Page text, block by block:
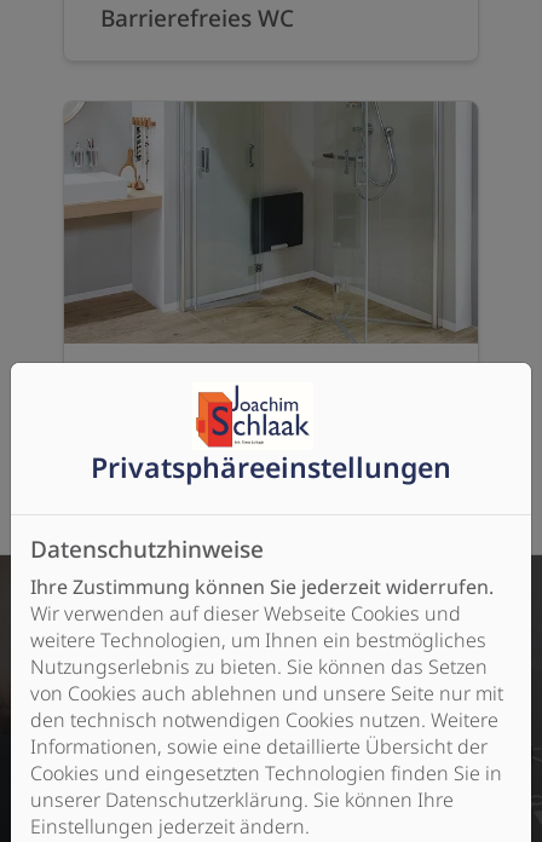
Barrierefreies WC
Barrierefreie Dusche
Sprechen Sie mit uns und lassen Sie sich ganz
persönlich beraten. Joachim Schlaak Heizung - Sanitär
- Solar, Inh. Timo Schlaak ist Ihr Fachbetrieb fürs Bad
in Obergünzburg.
Jetzt anfragen
Privatsphäre­einstellungen
Datenschutzhinweise
Ihre Zustimmung können Sie jederzeit widerrufen.
Wir verwenden auf dieser Webseite Cookies und
weitere Technologien, um Ihnen ein bestmögliches
Nutzungserlebnis zu bieten. Sie können das Setzen
von Cookies auch ablehnen und unsere Seite nur mit
den technisch notwendigen Cookies nutzen. Weitere
Informationen, sowie eine detaillierte Übersicht der
Cookies und eingesetzten Technologien finden Sie in
unserer Datenschutzerklärung. Sie können Ihre
Einstellungen jederzeit ändern.